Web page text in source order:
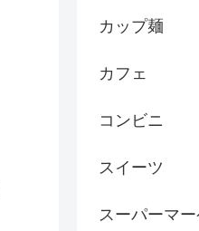
カップ麺
カフェ
コンビニ
スイーツ
スーパーマー